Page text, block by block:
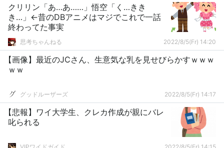
クリリン「あ…あ……」悟空「く…きき
き…」←昔のDBアニメはマジでこれで一話
終わってた事実
思考ちゃんねる 2022/8/5(Fr) 14:20
【画像】最近のJCさん、生意気な乳を見せびらかすｗｗｗ
ｗｗ
グッドルーザーズ 2022/8/5(Fr) 14:17
【悲報】ワイ大学生、クレカ作成が親にバレ
叱られる